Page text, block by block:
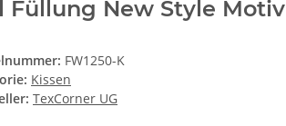
Füllung New Style Motiv
FW1250-K
Kissen
TexCorner UG